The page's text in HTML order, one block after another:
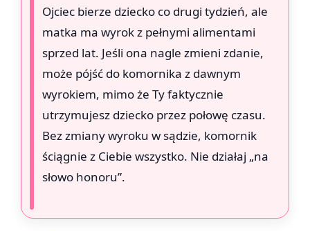
Ojciec bierze dziecko co drugi tydzień, ale
matka ma wyrok z pełnymi alimentami
sprzed lat. Jeśli ona nagle zmieni zdanie,
może pójść do komornika z dawnym
wyrokiem, mimo że Ty faktycznie
utrzymujesz dziecko przez połowę czasu.
Bez zmiany wyroku w sądzie, komornik
ściągnie z Ciebie wszystko. Nie działaj „na
słowo honoru”.